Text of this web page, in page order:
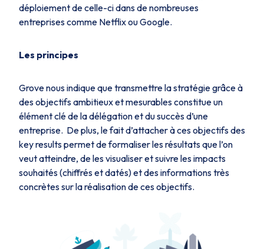
déploiement de celle-ci dans de nombreuses
entreprises comme Netflix ou Google.
Les principes
Grove nous indique que transmettre la stratégie grâce à
des objectifs ambitieux et mesurables constitue un
élément clé de la délégation et du succès d’une
entreprise. De plus, le fait d’attacher à ces objectifs des
key results permet de formaliser les résultats que l’on
veut atteindre, de les visualiser et suivre les impacts
souhaités (chiffrés et datés) et des informations très
concrètes sur la réalisation de ces objectifs.